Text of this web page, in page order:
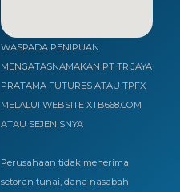
WASPADA PENIPUAN
MENGATASNAMAKAN PT TRIJAYA
PRATAMA FUTURES ATAU TPFX
MELALUI WEBSITE XTB668.COM
ATAU SEJENISNYA
Perusahaan tidak menerima
setoran tunai, dana nasabah